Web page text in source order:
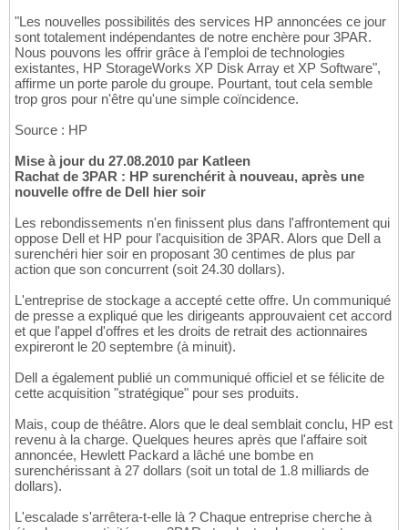
"Les nouvelles possibilités des services HP annoncées ce jour
sont totalement indépendantes de notre enchère pour 3PAR.
Nous pouvons les offrir grâce à l'emploi de technologies
existantes, HP StorageWorks XP Disk Array et XP Software",
affirme un porte parole du groupe. Pourtant, tout cela semble
trop gros pour n'être qu'une simple coïncidence.
Source : HP
Mise à jour du 27.08.2010 par Katleen
Rachat de 3PAR : HP surenchérit à nouveau, après une
nouvelle offre de Dell hier soir
Les rebondissements n'en finissent plus dans l'affrontement qui
oppose Dell et HP pour l'acquisition de 3PAR. Alors que Dell a
surenchéri hier soir en proposant 30 centimes de plus par
action que son concurrent (soit 24.30 dollars).
L'entreprise de stockage a accepté cette offre. Un communiqué
de presse a expliqué que les dirigeants approuvaient cet accord
et que l'appel d'offres et les droits de retrait des actionnaires
expireront le 20 septembre (à minuit).
Dell a également publié un communiqué officiel et se félicite de
cette acquisition "stratégique" pour ses produits.
Mais, coup de théâtre. Alors que le deal semblait conclu, HP est
revenu à la charge. Quelques heures après que l'affaire soit
annoncée, Hewlett Packard a lâché une bombe en
surenchérissant à 27 dollars (soit un total de 1.8 milliards de
dollars).
L'escalade s'arrêtera-t-elle là ? Chaque entreprise cherche à